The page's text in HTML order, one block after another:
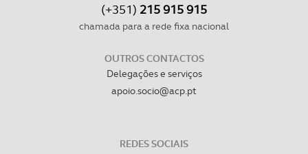
(+351) 215 915 915
chamada para a rede fixa nacional
OUTROS CONTACTOS
Delegações e serviços
apoio.socio@acp.pt
REDES SOCIAIS